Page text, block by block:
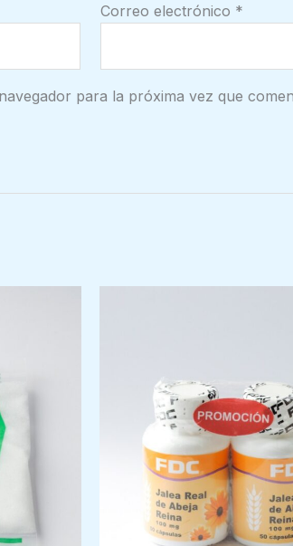
Correo electrónico *
para la próxima vez que